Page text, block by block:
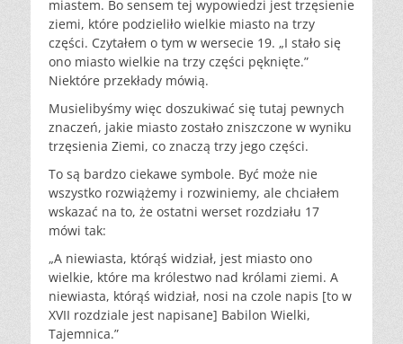
miastem. Bo sensem tej wypowiedzi jest trzęsienie
ziemi, które podzieliło wielkie miasto na trzy
części. Czytałem o tym w wersecie 19. „I stało się
ono miasto wielkie na trzy części pęknięte.”
Niektóre przekłady mówią.
Musielibyśmy więc doszukiwać się tutaj pewnych
znaczeń, jakie miasto zostało zniszczone w wyniku
trzęsienia Ziemi, co znaczą trzy jego części.
To są bardzo ciekawe symbole. Być może nie
wszystko rozwiążemy i rozwiniemy, ale chciałem
wskazać na to, że ostatni werset rozdziału 17
mówi tak:
„A niewiasta, którąś widział, jest miasto ono
wielkie, które ma królestwo nad królami ziemi. A
niewiasta, którąś widział, nosi na czole napis [to w
XVII rozdziale jest napisane] Babilon Wielki,
Tajemnica.”